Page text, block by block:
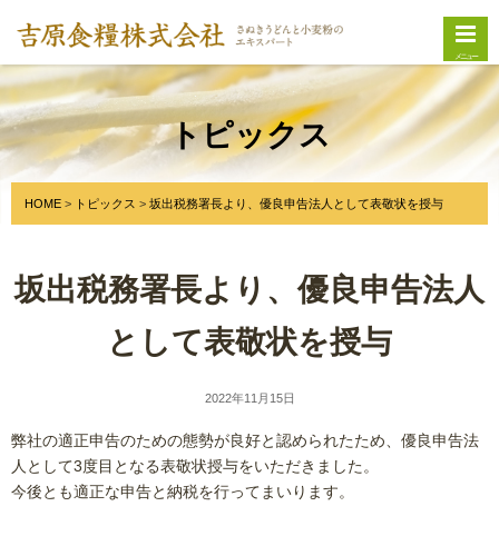
メニュー
トピックス
HOME トピックス 坂出税務署長より、優良申告法人として表敬状を授与
坂出税務署長より、優良申告法人
として表敬状を授与
2022年11月15日
弊社の適正申告のための態勢が良好と認められたため、優良申告法
人として3度目となる表敬状授与をいただきました。
今後とも適正な申告と納税を行ってまいります。